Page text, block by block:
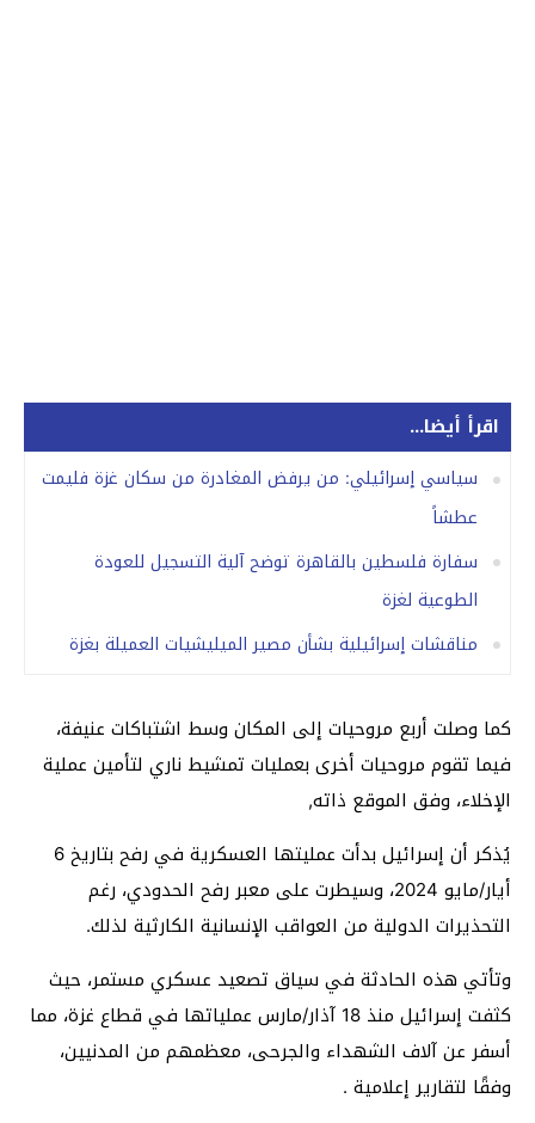
اقرأ أيضا...
سياسي إسرائيلي: من يرفض المغادرة من سكان غزة فليمت
عطشاً
سفارة فلسطين بالقاهرة توضح آلية التسجيل للعودة
الطوعية لغزة
مناقشات إسرائيلية بشأن مصير الميليشيات العميلة بغزة
كما وصلت أربع مروحيات إلى المكان وسط اشتباكات عنيفة،
فيما تقوم مروحيات أخرى بعمليات تمشيط ناري لتأمين عملية
الإخلاء، وفق الموقع ذاته,
يُذكر أن إسرائيل بدأت عمليتها العسكرية في رفح بتاريخ 6
أيار/مايو 2024، وسيطرت على معبر رفح الحدودي، رغم
التحذيرات الدولية من العواقب الإنسانية الكارثية لذلك.
وتأتي هذه الحادثة في سياق تصعيد عسكري مستمر، حيث
كثفت إسرائيل منذ 18 آذار/مارس عملياتها في قطاع غزة، مما
أسفر عن آلاف الشهداء والجرحى، معظمهم من المدنيين،
وفقًا لتقارير إعلامية .